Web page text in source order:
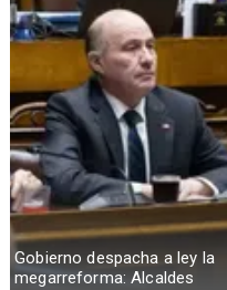
Gobierno despacha a ley la
megarreforma: Alcaldes